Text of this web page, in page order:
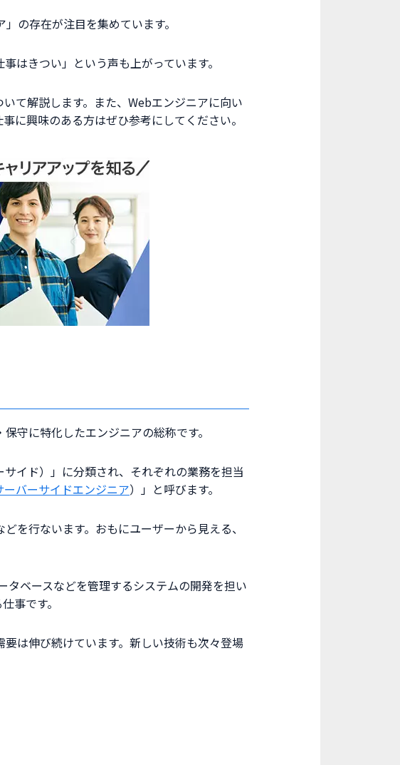
の存在が注目を集めています。
はきつい」という声も上がっています。
て解説します。また、Webエンジニアに向い
に興味のある方はぜひ参考にしてください。
守に特化したエンジニアの総称です。
イド）」に分類され、それぞれの業務を担当
ーバーサイドエンジニア）」と呼びます。
を行ないます。おもにユーザーから見える、
ベースなどを管理するシステムの開発を担い
事です。
は伸び続けています。新しい技術も次々登場